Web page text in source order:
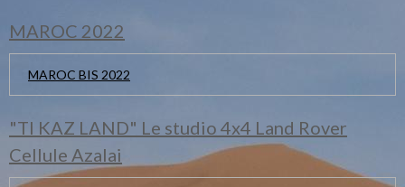
MAROC 2022
MAROC BIS 2022
"TI KAZ LAND" Le studio 4x4 Land Rover
Cellule Azalai